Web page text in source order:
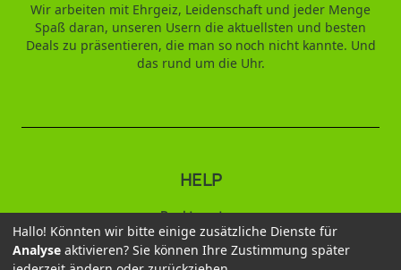
HELP
Punktesystem
Wir arbeiten mit Ehrgeiz, Leidenschaft und jeder Menge
Spaß daran, unseren Usern die aktuellsten und besten
Deals zu präsentieren, die man so noch nicht kannte. Und
das rund um die Uhr.
2026 © Duftbaum
Hallo! Könnten wir bitte einige zusätzliche Dienste für
Analyse aktivieren? Sie können Ihre Zustimmung später